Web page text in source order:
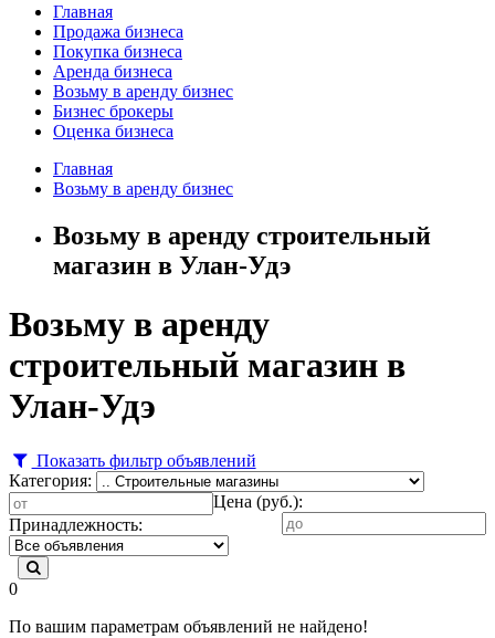
Главная
Продажа бизнеса
Покупка бизнеса
Аренда бизнеса
Возьму в аренду бизнес
Бизнес брокеры
Оценка бизнеса
Главная
Возьму в аренду бизнес
Возьму в аренду строительный
магазин в Улан-Удэ
Возьму в аренду
строительный магазин в
Улан-Удэ
Показать фильтр объявлений
Категория:
Цена (руб.):
Принадлежность:
0
По вашим параметрам объявлений не найдено!